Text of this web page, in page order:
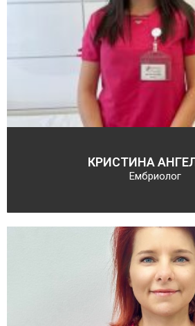
КРИСТИНА
Ембриолог